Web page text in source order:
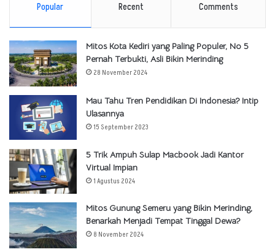
Popular Recent Comments
Mitos Kota Kediri yang Paling Populer, No 5
Pernah Terbukti, Asli Bikin Merinding
28 November 2024
Mau Tahu Tren Pendidikan Di Indonesia? Intip
Ulasannya
15 September 2023
5 Trik Ampuh Sulap Macbook Jadi Kantor
Virtual Impian
1 Agustus 2024
Mitos Gunung Semeru yang Bikin Merinding,
Benarkah Menjadi Tempat Tinggal Dewa?
8 November 2024